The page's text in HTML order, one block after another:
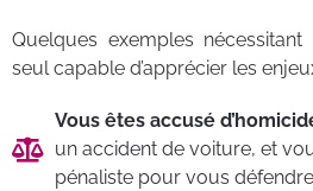
Quelques exemples
seul capable d’apprécier les
Vous êtes accusé
un accident de voiture, et
pénaliste pour vous